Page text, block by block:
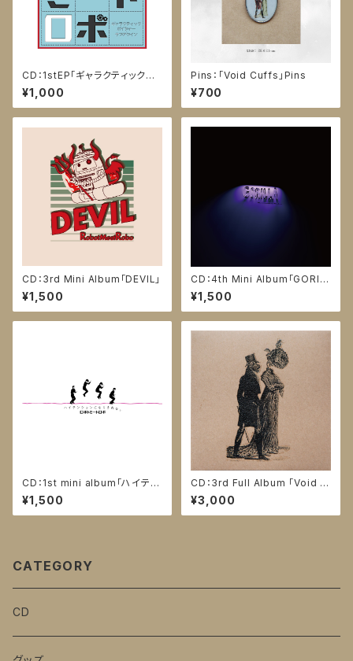
CD：1stEP「ギャラクティックボ
イジャー・ラブアゲイン」
¥1,000
Pins：「Void Cuffs」Pins
¥700
CD：3rd Mini Album「DEVIL」
¥1,500
CD：4th Mini Album「GORIL
LA」
¥1,500
CD：1st mini album「ハイテン
ションになりきれない」
¥1,500
CD：3rd Full Album 「Void C
uffs」
¥3,000
CATEGORY
CD